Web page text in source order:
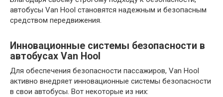
автобусы Van Hool становятся надежным и безопасным
средством передвижения.
Инновационные системы безопасности в
автобусах Van Hool
Для обеспечения безопасности пассажиров, Van Hool
активно внедряет инновационные системы безопасности
в свои автобусы. Вот некоторые из них: